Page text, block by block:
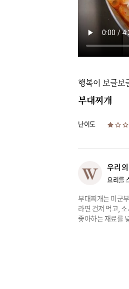
행복이 보글보
부대찌개
난이도
우리
요리를
부대찌개는 미군
라면 건져 먹고,
좋아하는 재료를